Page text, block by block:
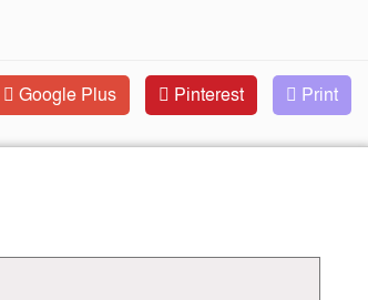
Google Plus Pinterest Print